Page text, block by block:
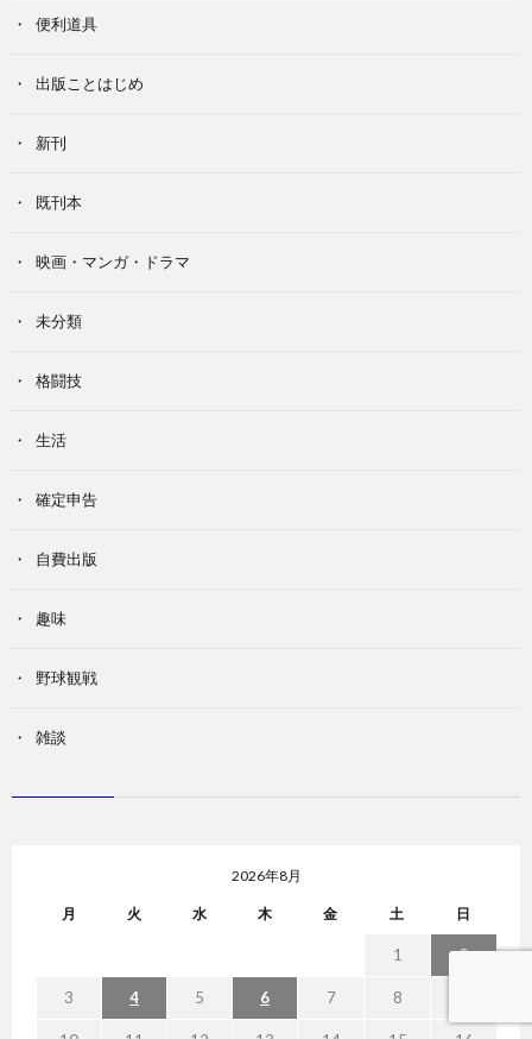
便利道具
出版ことはじめ
新刊
既刊本
映画・マンガ・ドラマ
未分類
格闘技
生活
確定申告
自費出版
趣味
野球観戦
雑談
2026年8月
月 火 水 木 金 土 日
1 2
3 4 5 6 7 8